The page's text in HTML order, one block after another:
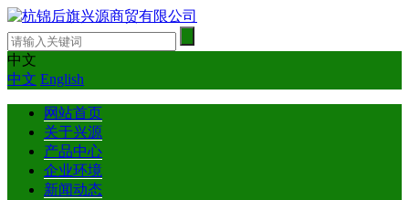
中文
中文 English
网站首页
关于兴源
产品中心
企业环境
新闻动态